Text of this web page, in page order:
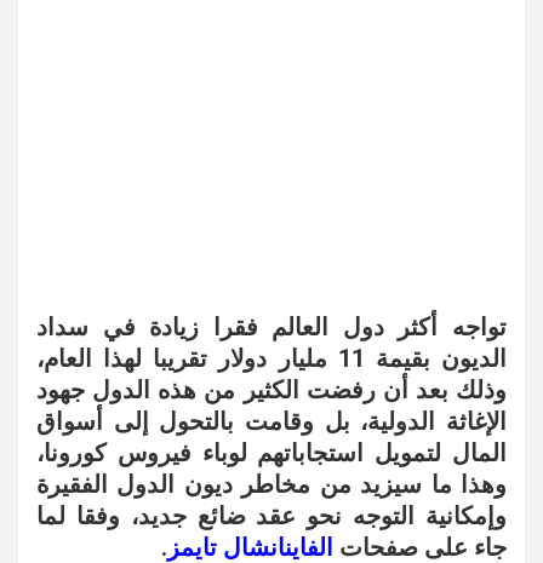
تواجه أكثر دول العالم فقرا زيادة في سداد
الديون بقيمة 11 مليار دولار تقريبا لهذا العام،
وذلك بعد أن رفضت الكثير من هذه الدول جهود
الإغاثة الدولية، بل وقامت بالتحول إلى أسواق
المال لتمويل استجاباتهم لوباء فيروس كورونا،
وهذا ما سيزيد من مخاطر ديون الدول الفقيرة
وإمكانية التوجه نحو عقد ضائع جديد، وفقا لما
جاء على صفحات الفاينانشال تايمز .